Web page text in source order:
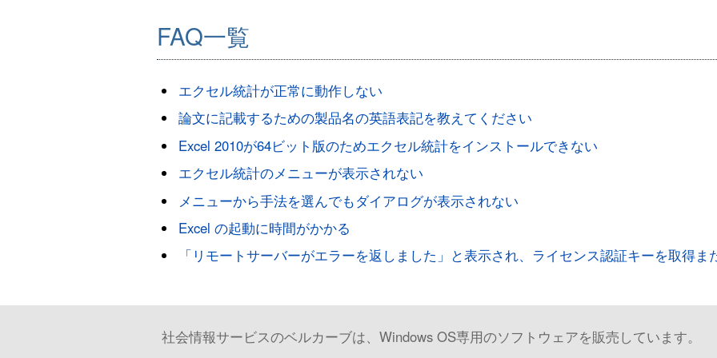
FAQ一覧
エクセル統計が正常に動作しない
論文に記載するための製品名の英語表記を教えてください
Excel 2010が64ビット版のためエクセル統計をインストールできない
エクセル統計のメニューが表示されない
メニューから手法を選んでもダイアログが表示されない
Excel の起動に時間がかかる
「リモートサーバーがエラーを返しました」と表示され、ライセンス認証キーを取得ま
社会情報サービスのベルカーブは、Windows OS専用のソフトウェアを販売しています。